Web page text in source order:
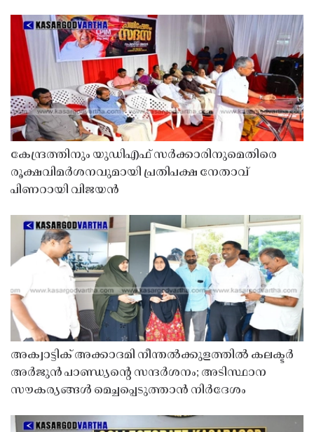
കേന്ദ്രത്തിനും യുഡിഎഫ് സർക്കാരിനുമെതിരെ
രൂക്ഷവിമർശനവുമായി പ്രതിപക്ഷ നേതാവ്
പിണറായി വിജയൻ
അക്വാട്ടിക് അക്കാദമി നീന്തൽക്കുളത്തിൽ കലക്ടർ
അർജുൻ പാണ്ഡ്യൻ്റെ സന്ദർശനം; അടിസ്ഥാന
സൗകര്യങ്ങൾ മെച്ചപ്പെടുത്താൻ നിർദേശം